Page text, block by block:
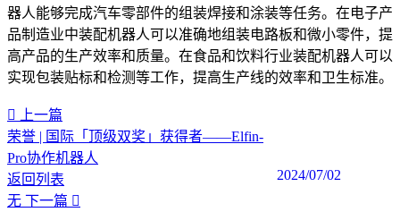
器人能够完成汽车零部件的组装焊接和涂装等任务。在电子产
品制造业中装配机器人可以准确地组装电路板和微小零件，提
高产品的生产效率和质量。在食品和饮料行业装配机器人可以
实现包装贴标和检测等工作，提高生产线的效率和卫生标准。
上一篇
荣誉 | 国际「顶级双奖」获得者——Elfin-
Pro协作机器人
2024/07/02
返回列表
无
下一篇